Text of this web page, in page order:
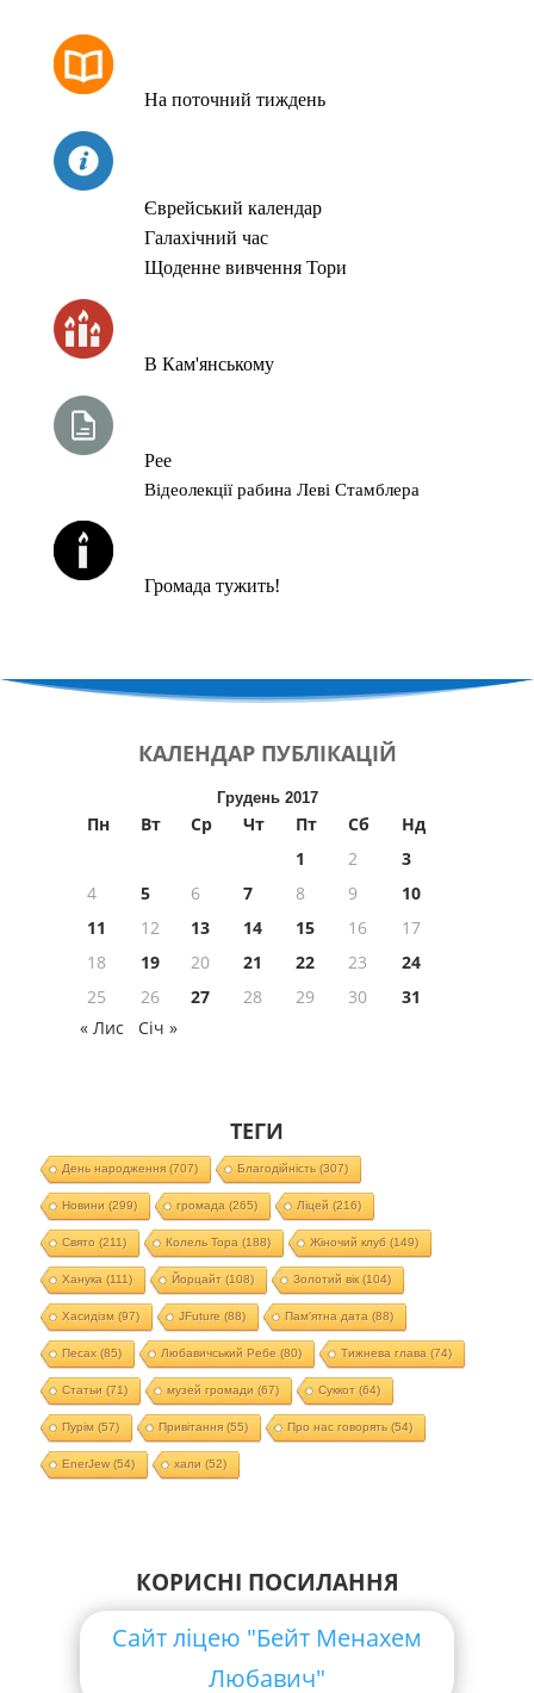
На поточний тиждень
Єврейський календар
Галахічний час
Щоденне вивчення Тори
В Кам'янському
Рее
Відеолекції рабина Леві Стамблера
Громада тужить!
КАЛЕНДАР ПУБЛІКАЦІЙ
Грудень 2017
Пн Вт Ср Чт Пт Сб
Нд
1
2
3
4
5 6 7 8 9
10
11
12 13 14 15 16
17
18
19 20 21 22 23
24
25
26 27 28 29 30
31
« Лис
Січ »
ТЕГИ
День народження(707) Благодійність (307)
Новини (299) громада (265) Ліцей (216)
Свято (211) Колель Тора (188) Жіночий клуб (149)
Ханука (111) Йорцайт (108) Золотий вік(104)
Хасидізм (97) JFuture (88) Пам'ятна дата (88)
Песах(85) Любавичський Ребе (80) Тижнева глава (74)
Статьи (71) музей громади (67) Суккот (64)
Пурім (57) Привітання(55) Про нас говорять (54)
EnerJew(54) хали (52)
КОРИСНІ ПОСИЛАННЯ
Сайт ліцею "Бейт Менахем
Любавич"